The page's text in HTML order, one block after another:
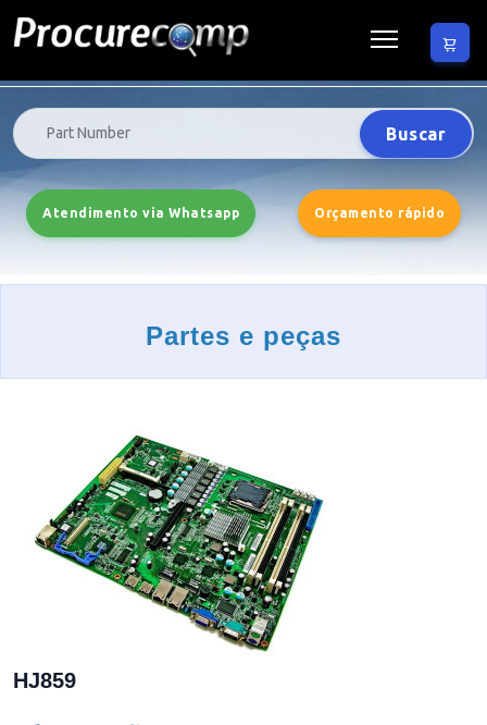
Buscar
Atendimento via Whatsapp Orçamento rápido
Partes e peças
HJ859